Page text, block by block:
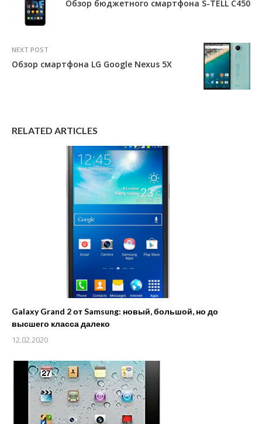
Обзор бюджетного смартфона S-TELL C450
NEXT POST
Обзор смартфона LG Google Nexus 5X
RELATED ARTICLES
Galaxy Grand 2 от Samsung: новый, большой, но до
высшего класса далеко
12.02.2020